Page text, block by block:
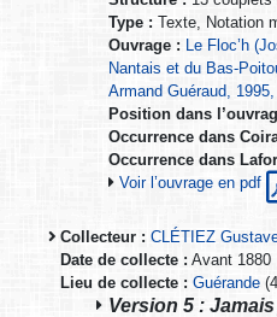
Type : Texte, Notation
Ouvrage : Le Floc’h
Nantais et du Bas-
Armand Guéraud,
Position dans
Occurrence dans
Occurrence dans
Voir l’ouvrage en pdf
Collecteur : CLÉTIEZ
Date de collecte : Avant 1880
Lieu de collecte : Guérande
Version 5 :